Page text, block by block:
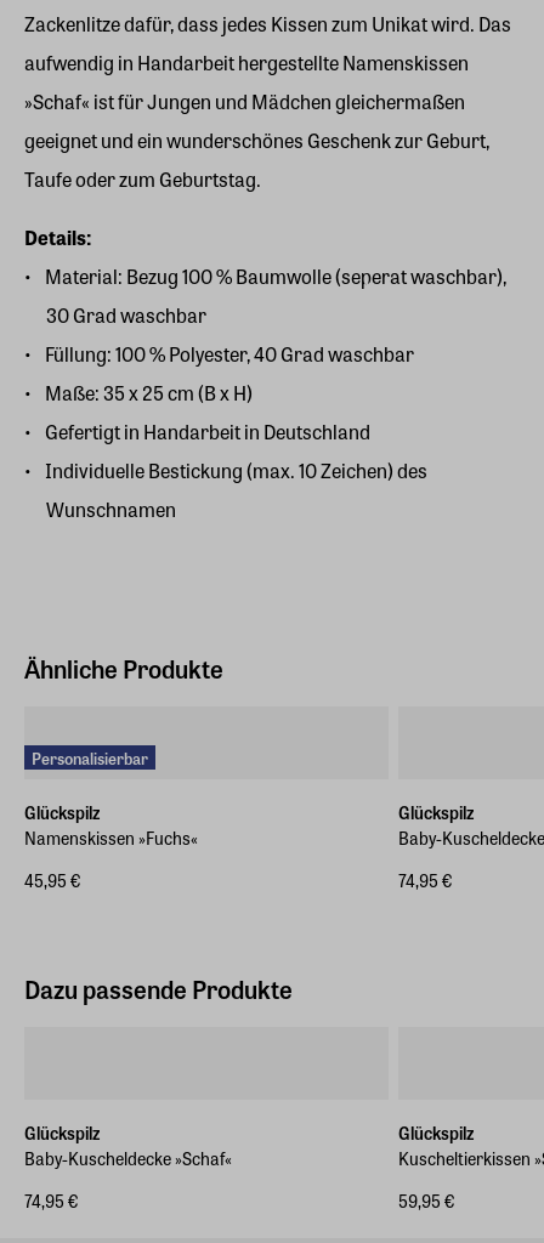
Zackenlitze dafür, dass jedes Kissen zum Unikat wird. Das
aufwendig in Handarbeit hergestellte Namenskissen
»Schaf« ist für Jungen und Mädchen gleichermaßen
geeignet und ein wunderschönes Geschenk zur Geburt,
Taufe oder zum Geburtstag.
Details:
Material: Bezug 100 % Baumwolle (seperat waschbar),
30 Grad waschbar
Füllung: 100 % Polyester, 40 Grad waschbar
Maße: 35 x 25 cm (B x H)
Gefertigt in Handarbeit in Deutschland
Individuelle Bestickung (max. 10 Zeichen) des
Wunschnamen
Ähnliche Produkte
Personalisierbar
Glückspilz
Namenskissen »Fuchs«
45,95 €
Glückspilz
Baby-
74,95 €
Dazu passende Produkte
Glückspilz
Baby-Kuscheldecke »Schaf«
74,95 €
Glückspilz
Kuscheltierkissen
59,95 €